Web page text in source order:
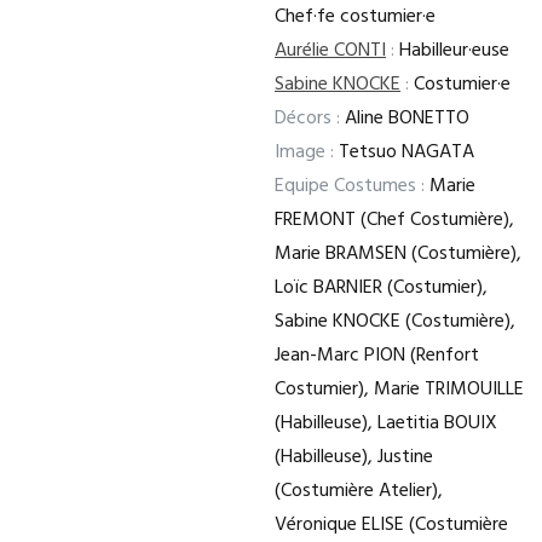
Chef·fe costumier·e
Aurélie CONTI:Habilleur·euse
Sabine KNOCKE:Costumier·e
Décors :Aline BONETTO
Image : Tetsuo NAGATA
Equipe Costumes : Marie
FREMONT (Chef Costumière),
Marie BRAMSEN (Costumière),
Loïc BARNIER (Costumier),
Sabine KNOCKE (Costumière),
Jean-Marc PION (Renfort
Costumier), Marie TRIMOUILLE
(Habilleuse), Laetitia BOUIX
(Habilleuse), Justine
(Costumière Atelier),
Véronique ELISE (Costumière